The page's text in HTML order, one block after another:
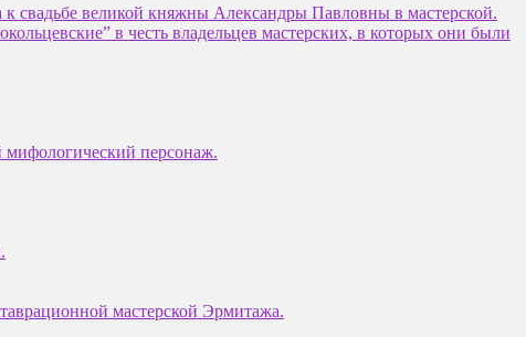
свадьбе великой княжны Александры Павловны в мастерской.
в честь владельцев мастерских, в которых они были
мифологический персонаж.
мастерской Эрмитажа.